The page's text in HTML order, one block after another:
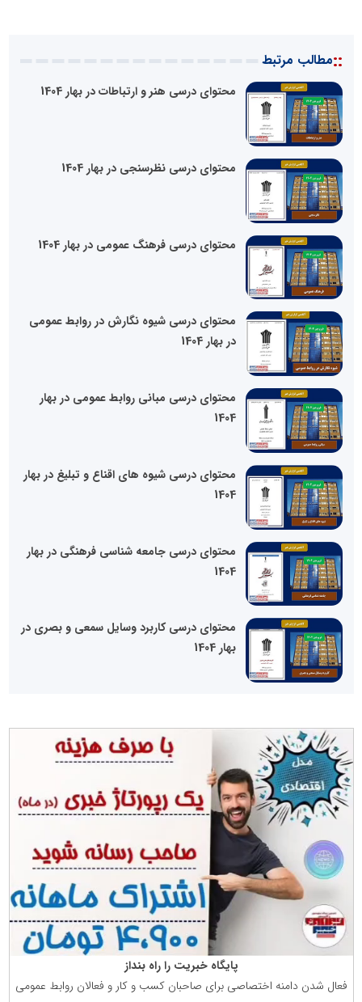
::مطالب مرتبط
محتوای درسی هنر و ارتباطات در بهار 1404
محتوای درسی نظرسنجی در بهار 1404
محتوای درسی فرهنگ عمومی در بهار 1404
محتوای درسی شیوه نگارش در روابط عمومی
در بهار 1404
محتوای درسی مبانی روابط عمومی در بهار
1404
محتوای درسی شیوه های اقناع و تبلیغ در بهار
1404
محتوای درسی جامعه شناسی فرهنگی در بهار
1404
محتوای درسی کاربرد وسایل سمعی و بصری در
بهار 1404
پایگاه خبریت را راه بنداز
فعال شدن دامنه اختصاصی برای صاحبان كسب و كار و فعالان روابط عمومی